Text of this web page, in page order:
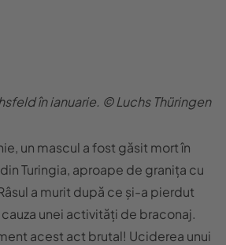
în ianuarie. © Luchs Thüringen
un mascul a fost găsit mort în
Turingia, aproape de granița cu
a murit după ce și-a pierdut
unei activități de braconaj.
acest act brutal! Uciderea unui